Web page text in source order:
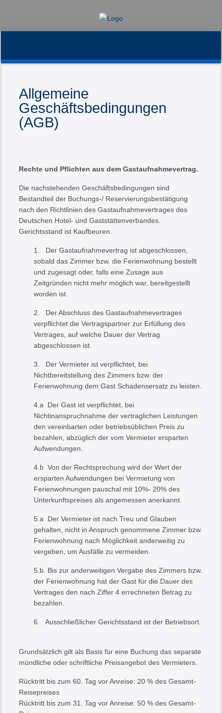
Allgemeine
Geschäftsbedingungen
(AGB)
Rechte und Pflichten aus dem Gastaufnahmevertrag.
Die nachstehenden Geschäftsbedingungen sind
Bestandteil der Buchungs-/ Reservierungsbestätigung
nach den Richtlinien des Gastaufnahmevertrages des
Deutschen Hotel- und Gaststättenverbandes.
Gerichtsstand ist Kaufbeuren.
1. Der Gastaufnahmevertrag ist abgeschlossen,
sobald das Zimmer bzw. die Ferienwohnung bestellt
und zugesagt oder, falls eine Zusage aus
Zeitgründen nicht mehr möglich war, bereitgestellt
worden ist.
2. Der Abschluss des Gastaufnahmevertrages
verpflichtet die Vertragspartner zur Erfüllung des
Vertrages, auf welche Dauer der Vertrag
abgeschlossen ist.
3. Der Vermieter ist verpflichtet, bei
Nichtbereitstellung des Zimmers bzw. der
Ferienwohnung dem Gast Schadensersatz zu leisten.
4.a Der Gast ist verpflichtet, bei
Nichtinanspruchnahme der vertraglichen Leistungen
den vereinbarten oder betriebsüblichen Preis zu
bezahlen, abzüglich der vom Vermieter ersparten
Aufwendungen.
4.b Von der Rechtsprechung wird der Wert der
ersparten Aufwendungen bei Vermietung von
Ferienwohnungen pauschal mit 10%- 20% des
Unterkunftspreises als angemessen anerkannt.
5.a Der Vermieter ist nach Treu und Glauben
gehalten, nicht in Anspruch genommene Zimmer bzw.
Ferienwohnung nach Möglichkeit anderweitig zu
vergeben, um Ausfälle zu vermeiden.
5.b Bis zur anderweitigen Vergabe des Zimmers bzw.
der Ferienwohnung hat der Gast für die Dauer des
Vertrages den nach Ziffer 4 errechneten Betrag zu
bezahlen.
6. Ausschließlicher Gerichtsstand ist der Betriebsort.
Grundsätzlich gilt als Basis für eine Buchung das separate
mündliche oder schriftliche Preisangebot des Vermieters.
Rücktritt bis zum 60. Tag vor Anreise: 20 % des Gesamt-
Reisepreises
Rücktritt bis zum 31. Tag vor Anreise: 50 % des Gesamt-